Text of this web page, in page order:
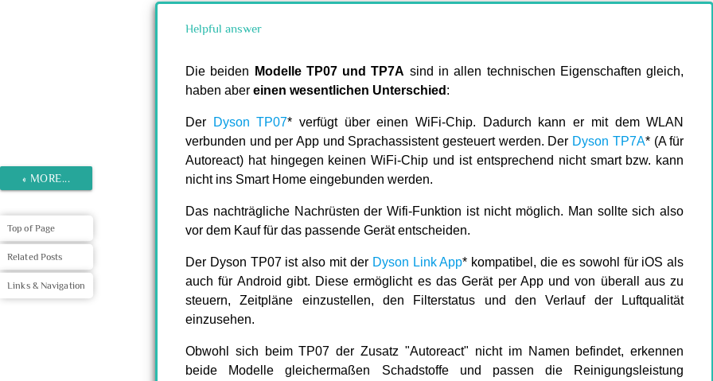
Helpful answer
Die beiden Modelle TP07 und TP7A sind in allen technischen Eigenschaften gleich,
haben aber einen wesentlichen Unterschied :
Der Dyson TP07* verfügt über einen WiFi-Chip. Dadurch kann er mit dem WLAN
verbunden und per App und Sprachassistent gesteuert werden. Der Dyson TP7A* (A für
Autoreact) hat hingegen keinen WiFi-Chip und ist entsprechend nicht smart bzw. kann
nicht ins Smart Home eingebunden werden.
Das nachträgliche Nachrüsten der Wifi-Funktion ist nicht möglich. Man sollte sich also
vor dem Kauf für das passende Gerät entscheiden.
Der Dyson TP07 ist also mit der Dyson Link App* kompatibel, die es sowohl für iOS als
auch für Android gibt. Diese ermöglicht es das Gerät per App und von überall aus zu
steuern, Zeitpläne einzustellen, den Filterstatus und den Verlauf der Luftqualität
einzusehen.
Obwohl sich beim TP07 der Zusatz "Autoreact" nicht im Namen befindet, erkennen
beide Modelle gleichermaßen Schadstoffe und passen die Reinigungsleistung
« MORE...
Top of Page
Related Posts
Links & Navigation